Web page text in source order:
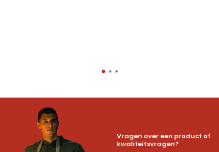
Vragen over een product of
kwaliteitsvragen?